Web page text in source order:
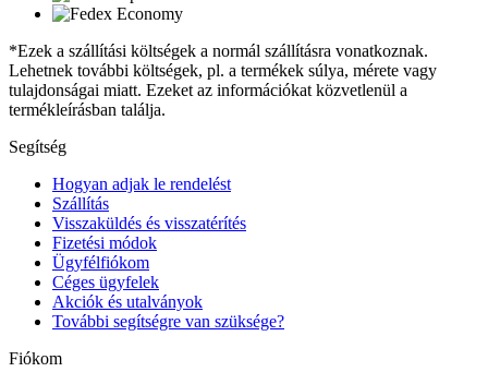
*Ezek a szállítási költségek a normál szállításra vonatkoznak.
Lehetnek további költségek, pl. a termékek súlya, mérete vagy
tulajdonságai miatt. Ezeket az információkat közvetlenül a
termékleírásban találja.
Segítség
Hogyan adjak le rendelést
Szállítás
Visszaküldés és visszatérítés
Fizetési módok
Ügyfélfiókom
Céges ügyfelek
Akciók és utalványok
További segítségre van szüksége?
Fiókom